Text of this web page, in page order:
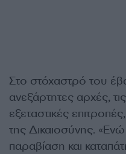
Στο στόχαστρό του
ανεξάρτητες αρχές,
εξεταστικές
της Δικαιοσύνης.
παραβίαση και